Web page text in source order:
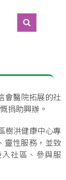
會醫院拓展的社
捐助興辦。
樹洪健康中心專
靈性服務，並致
社區、參與服